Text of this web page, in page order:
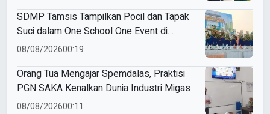
SDMP Tamsis Tampilkan Pocil dan Tapak
Suci dalam One School One Event di
Mojokerto
08/08/202600:19
Orang Tua Mengajar Spemdalas, Praktisi
PGN SAKA Kenalkan Dunia Industri Migas
08/08/202600:11